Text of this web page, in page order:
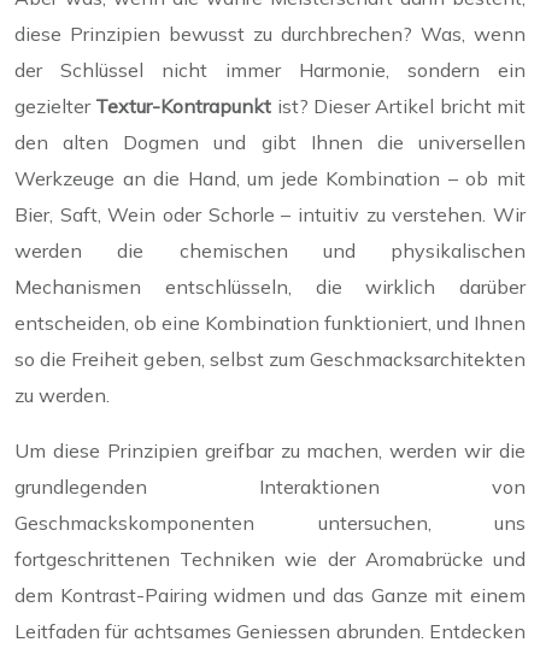
diese Prinzipien bewusst zu durchbrechen? Was, wenn
der Schlüssel nicht immer Harmonie, sondern ein
gezielter Textur-Kontrapunkt ist? Dieser Artikel bricht mit
den alten Dogmen und gibt Ihnen die universellen
Werkzeuge an die Hand, um jede Kombination – ob mit
Bier, Saft, Wein oder Schorle – intuitiv zu verstehen. Wir
werden die chemischen und physikalischen
Mechanismen entschlüsseln, die wirklich darüber
entscheiden, ob eine Kombination funktioniert, und Ihnen
so die Freiheit geben, selbst zum Geschmacksarchitekten
zu werden.
Um diese Prinzipien greifbar zu machen, werden wir die
grundlegenden Interaktionen von
Geschmackskomponenten untersuchen, uns
fortgeschrittenen Techniken wie der Aromabrücke und
dem Kontrast-Pairing widmen und das Ganze mit einem
Leitfaden für achtsames Geniessen abrunden. Entdecken